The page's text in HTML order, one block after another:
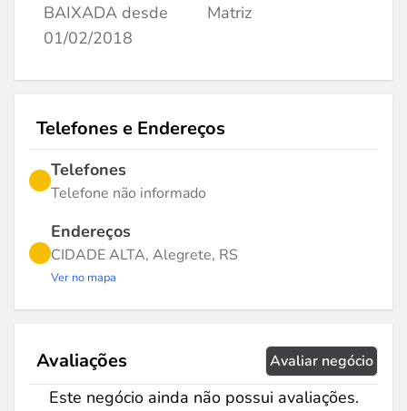
BAIXADA desde
01/02/2018
Matriz
Telefones e Endereços
Telefones
Telefone não informado
Endereços
CIDADE ALTA, Alegrete, RS
Ver no mapa
Avaliações Avaliar negócio
Este negócio ainda não possui avaliações.